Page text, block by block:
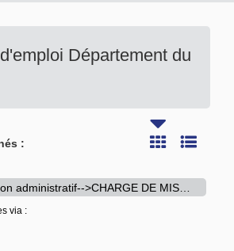
Département du
:
via :